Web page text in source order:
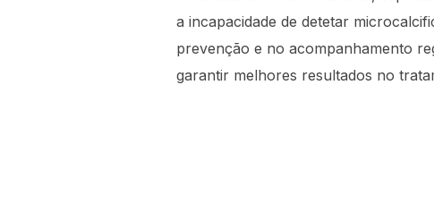
a incapacidade de detetar
prevenção e no acompanhamento
garantir melhores resultados no